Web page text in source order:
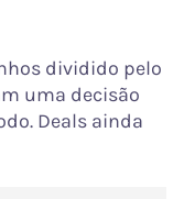
dividido pelo
uma decisão
Deals ainda